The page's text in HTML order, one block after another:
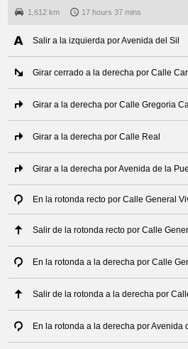
1,612 km 17 hours 37 mins
Salir a la izquierda por Avenida del Sil
Girar cerrado a la derecha por Calle
Girar a la derecha por Calle Gregoria
Girar a la derecha por Calle Real
Girar a la derecha por Avenida de la
En la rotonda recto por Calle General
Salir de la rotonda recto por Calle
En la rotonda a la derecha por Calle
Salir de la rotonda a la derecha por
En la rotonda a la derecha por Avenida